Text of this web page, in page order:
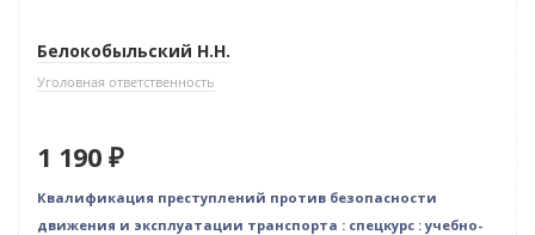
Белокобыльский Н.Н.
Уголовная ответственность
1 190 ₽
Квалификация преступлений против безопасности
движения и эксплуатации транспорта : спецкурс : учебно-